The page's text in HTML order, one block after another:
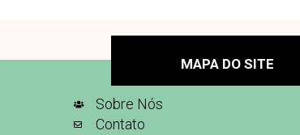
MAPA DO SITE
Sobre Nós
Contato